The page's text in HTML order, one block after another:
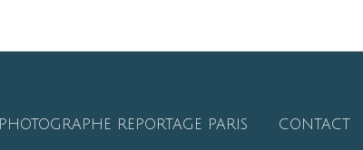
PHOTOGRAPHE REPORTAGE PARIS CONTACT